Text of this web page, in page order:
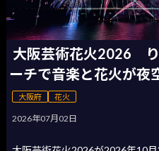
大阪芸術花火2026
ーチで音楽と花火が夜
大阪府 花火
2026年07月02日